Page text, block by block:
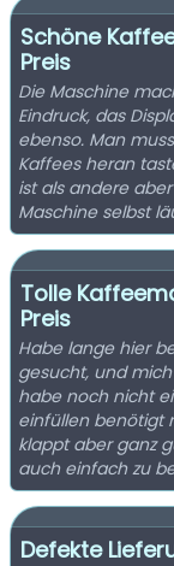
Schöne
Preis
Die Maschine
Eindruck, das
ebenso. Man
Kaffees heran
ist als andere
Maschine selbst
Tolle
Preis
Habe lange hier
gesucht, und
habe noch nicht
einfüllen benötigt
klappt aber ganz
auch einfach zu
Defekte